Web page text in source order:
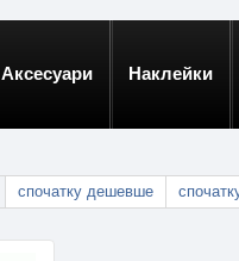
Аксесуари Наклейки
спочатку дешевше